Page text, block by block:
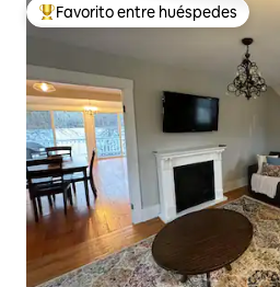
Favorito entre huéspedes preferido
Favorito entre huéspedes